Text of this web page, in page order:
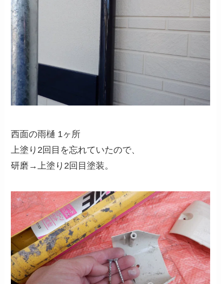
西面の雨樋 1ヶ所
上塗り2回目を忘れていたので、
研磨→上塗り2回目塗装。